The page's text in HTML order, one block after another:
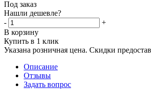
Под заказ
Нашли дешевле?
-
+
В корзину
Купить в 1 клик
Указана розничная цена. Скидки
Описание
Отзывы
Задать вопрос